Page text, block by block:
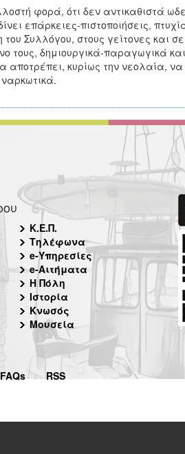
φορά, ότι δεν αντικαθιστά
επάρκειες-πιστοποιήσεις,
Συλλόγου, στους γείτονες και
τους, δημιουργικά-παραγωγικά
αποτρέπει, κυρίως την νεολαία,
Κ.Ε.Π.
Τηλέφωνα
e-Υπηρεσίες
e-Αιτήματα
Η Πόλη
Ιστορία
Κνωσός
Μουσεία
FAQs RSS